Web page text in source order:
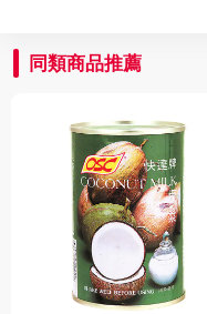
同類商品推薦